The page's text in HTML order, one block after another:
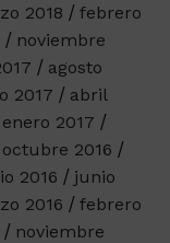
2018
febrero
noviembre
agosto
2017
abril
enero 2017
octubre 2016
2016
junio
2016
febrero
noviembre